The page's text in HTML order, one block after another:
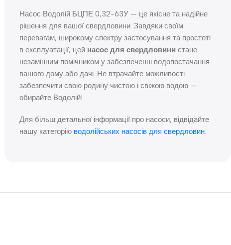
Насос Водолій БЦПЕ 0,32-63У — це якісне та надійне
рішення для вашої свердловини. Завдяки своїм
перевагам, широкому спектру застосування та простоті
в експлуатації, цей насос для свердловинистане
незамінним помічником у забезпеченні водопостачання
вашого дому або дачі. Не втрачайте можливості
забезпечити свою родину чистою і свіжою водою —
обирайте Водолій!
Для більш детальної інформації про насоси, відвідайте
нашу категорію водолійських насосів для свердловин.